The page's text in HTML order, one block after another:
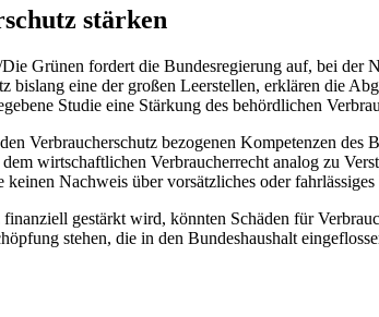
stärken
Grünen fordert die Bundesregierung auf, bei der
bislang eine der großen Leerstellen, erklären die
Studie eine Stärkung des behördlichen
Verbraucherschutz bezogenen Kompetenzen
wirtschaftlichen Verbraucherrecht analog zu
Nachweis über vorsätzliches oder
gestärkt wird, könnten Schäden für
stehen, die in den Bundeshaushalt